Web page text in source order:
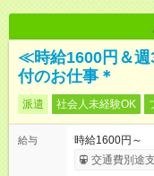
≪時給1600円＆
付のお仕事＊
派遣 社会人未経験OK
給与
時給1600円～
交通費別途